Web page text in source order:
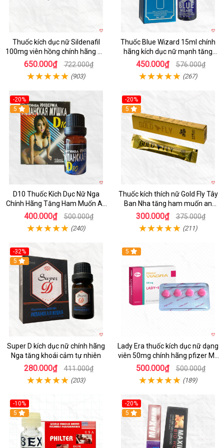
Thuốc kích dục nữ Sildenafil
100mg viên hồng chính hãng Mỹ
xách tay
650.000₫ 722.000₫
(903)
Thuốc Blue Wizard 15ml chính
hãng kích dục nữ mạnh tăng
ham
450.000₫ 576.000₫
(267)
-20%
5
D10 Thuốc Kích Dục Nữ Nga
Chính Hãng Tăng Ham Muốn An
Toàn
400.000₫ 500.000₫
(240)
-20%
5
Thuốc kích thích nữ Gold Fly Tây
Ban Nha tăng ham muốn an
toàn
300.000₫ 375.000₫
(211)
-32%
5
Super D kích dục nữ chính hãng
Nga tăng khoái cảm tự nhiên
280.000₫ 411.000₫
(203)
5
Lady Era thuốc kích dục nữ dạng
viên 50mg chính hãng pfizer Mỹ
tăng hưng phấn nữ
500.000₫ 500.000₫
(189)
-10%
5
-20%
5